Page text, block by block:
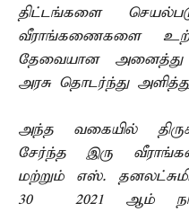
திட்டங்களை
வீராங்கணைகளை
தேவையான அனைத்து
அரசு தொடர்ந்து அளித்து
அந்த வகையில்
சேர்ந்த இரு
மற்றும் எஸ்.
30 – 2021 ஆம்